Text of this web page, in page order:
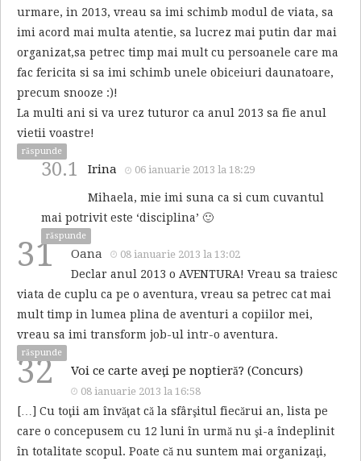
urmare, in 2013, vreau sa imi schimb modul de viata, sa
imi acord mai multa atentie, sa lucrez mai putin dar mai
organizat,sa petrec timp mai mult cu persoanele care ma
fac fericita si sa imi schimb unele obiceiuri daunatoare,
precum snooze :)!
La multi ani si va urez tuturor ca anul 2013 sa fie anul
vietii voastre!
răspunde
30.1 Irina 06 ianuarie 2013 la 18:29
Mihaela, mie imi suna ca si cum cuvantul
mai potrivit este ‘disciplina’ 🙂
răspunde
31 Oana 08 ianuarie 2013 la 13:02
Declar anul 2013 o AVENTURA! Vreau sa traiesc
viata de cuplu ca pe o aventura, vreau sa petrec cat mai
mult timp in lumea plina de aventuri a copiilor mei,
vreau sa imi transform job-ul intr-o aventura.
răspunde
32 Voi ce carte aveţi pe noptieră? (Concurs)
08 ianuarie 2013 la 16:58
[…] Cu toţii am învăţat că la sfârşitul fiecărui an, lista pe
care o concepusem cu 12 luni în urmă nu şi-a îndeplinit
în totalitate scopul. Poate că nu suntem mai organizaţi,